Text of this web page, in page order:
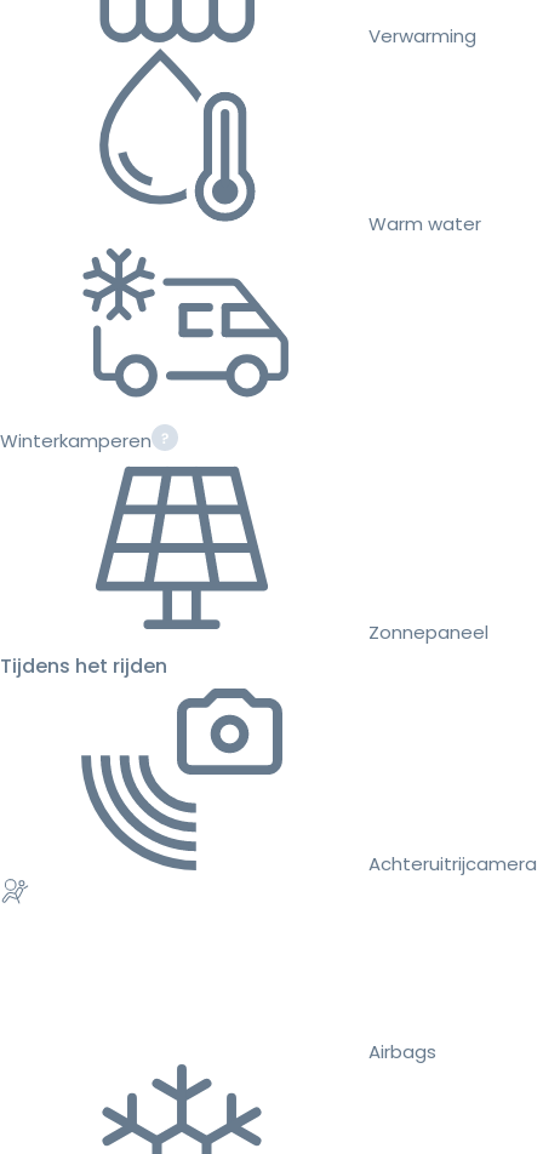
Verwarming
Warm water
Winterkamperen
Zonnepaneel
Tijdens het rijden
Achteruitrijcamera
Airbags